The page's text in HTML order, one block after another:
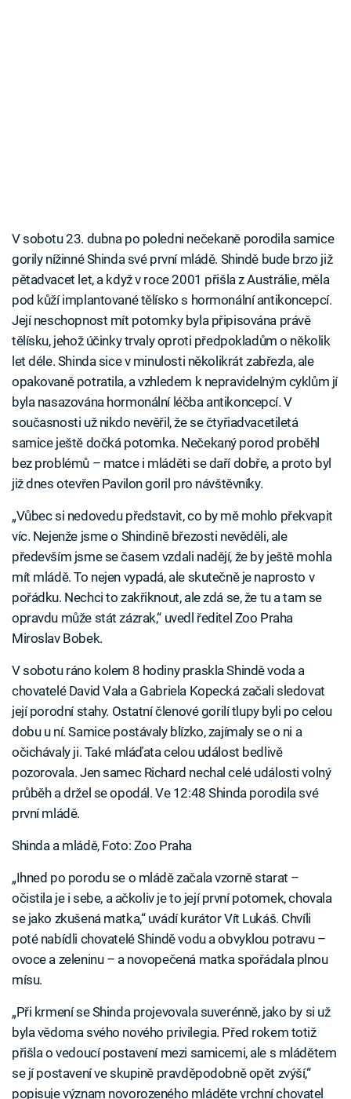
V sobotu 23. dubna po poledni nečekaně porodila samice
gorily nížinné Shinda své první mládě. Shindě bude brzo již
pětadvacet let, a když v roce 2001 přišla z Austrálie, měla
pod kůží implantované tělísko s hormonální antikoncepcí.
Její neschopnost mít potomky byla připisována právě
tělísku, jehož účinky trvaly oproti předpokladům o několik
let déle. Shinda sice v minulosti několikrát zabřezla, ale
opakovaně potratila, a vzhledem k nepravidelným cyklům jí
byla nasazována hormonální léčba antikoncepcí. V
současnosti už nikdo nevěřil, že se čtyřiadvacetiletá
samice ještě dočká potomka. Nečekaný porod proběhl
bez problémů – matce i mláděti se daří dobře, a proto byl
již dnes otevřen Pavilon goril pro návštěvníky.
„Vůbec si nedovedu představit, co by mě mohlo překvapit
víc. Nejenže jsme o Shindině březosti nevěděli, ale
především jsme se časem vzdali nadějí, že by ještě mohla
mít mládě. To nejen vypadá, ale skutečně je naprosto v
pořádku. Nechci to zakřiknout, ale zdá se, že tu a tam se
opravdu může stát zázrak,“ uvedl ředitel Zoo Praha
Miroslav Bobek.
V sobotu ráno kolem 8 hodiny praskla Shindě voda a
chovatelé David Vala a Gabriela Kopecká začali sledovat
její porodní stahy. Ostatní členové gorilí tlupy byli po celou
dobu u ní. Samice postávaly blízko, zajímaly se o ni a
očichávaly ji. Také mláďata celou událost bedlivě
pozorovala. Jen samec Richard nechal celé události volný
průběh a držel se opodál. Ve 12:48 Shinda porodila své
první mládě.
Shinda a mládě, Foto: Zoo Praha
„Ihned po porodu se o mládě začala vzorně starat –
očistila je i sebe, a ačkoliv je to její první potomek, chovala
se jako zkušená matka,“ uvádí kurátor Vít Lukáš. Chvíli
poté nabídli chovatelé Shindě vodu a obvyklou potravu –
ovoce a zeleninu – a novopečená matka spořádala plnou
mísu.
„Při krmení se Shinda projevovala suverénně, jako by si už
byla vědoma svého nového privilegia. Před rokem totiž
přišla o vedoucí postavení mezi samicemi, ale s mládětem
se jí postavení ve skupině pravděpodobně opět zvýší,“
popisuje význam novorozeného mláděte vrchní chovatel